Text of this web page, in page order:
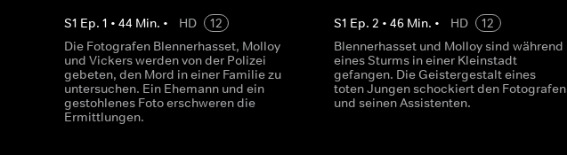
S1 Ep. 1 • 44 Min. • HD
12
Die Fotografen Blennerhasset, Molloy
und Vickers werden von der Polizei
gebeten, den Mord in einer Familie zu
untersuchen. Ein Ehemann und ein
gestohlenes Foto erschweren die
Ermittlungen.
S1 Ep.2 •46 Min. • HD
12
Blennerhasset und Molloy sind während
eines Sturms in einer Kleinstadt
gefangen. Die Geistergestalt eines
toten Jungen schockiert den Fotografen
und seinen Assistenten.